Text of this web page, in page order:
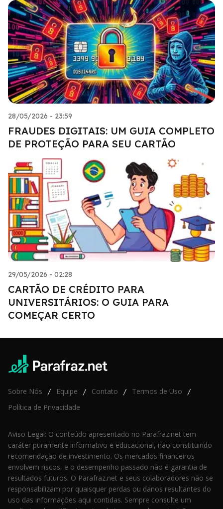
28/05/2026 - 23:59
FRAUDES DIGITAIS: UM GUIA COMPLETO
DE PROTEÇÃO PARA SEU CARTÃO
29/05/2026 - 02:28
CARTÃO DE CRÉDITO PARA
UNIVERSITÁRIOS: O GUIA PARA
COMEÇAR CERTO
Sobre Nós / Equipe / Contato / Termos de Uso /
Política de Privacidade
Aviso Legal: O conteúdo apresentado no Parafraz.net tem
caráter puramente informativo e educacional, não constituindo
recomendação de investimento. Os mercados financeiros
envolvem riscos, e o desempenho passado não é garantia de
resultados futuros. O Parafraz.net e seus colaboradores não se
responsabilizam por quaisquer perdas ou danos resultantes do
uso das informações aqui contidas. Sempre consulte um